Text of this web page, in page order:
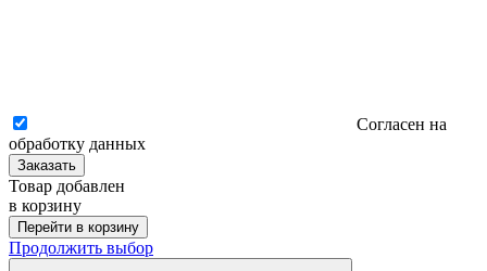
Согласен на
обработку данных
Заказать
Товар добавлен
в корзину
Перейти в корзину
Продолжить выбор